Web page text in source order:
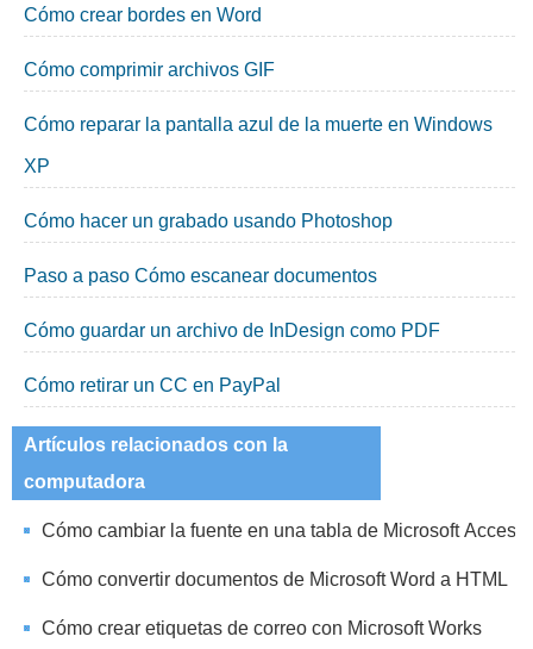
Cómo crear bordes en Word
Cómo comprimir archivos GIF
Cómo reparar la pantalla azul de la muerte en Windows
XP
Cómo hacer un grabado usando Photoshop
Paso a paso Cómo escanear documentos
Cómo guardar un archivo de InDesign como PDF
Cómo retirar un CC en PayPal
Artículos relacionados con la
computadora
Cómo cambiar la fuente en una tabla de Microsoft Access
Cómo convertir documentos de Microsoft Word a HTML
Cómo crear etiquetas de correo con Microsoft Works